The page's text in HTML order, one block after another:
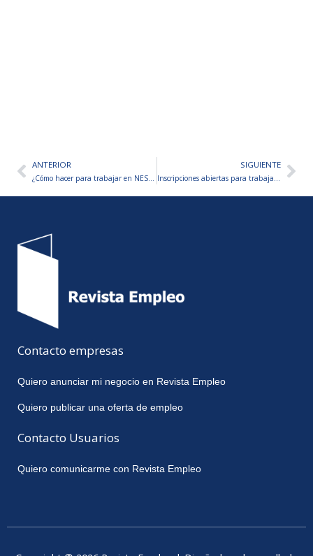
AntANTERIOR
¿Cómo hacer para trabajar en NESTLÉ? – Paso a paso
SIGUIENTE
Inscripciones abiertas para trabajar en el HOSPITAL BRITÁNICO
Contacto empresas
Quiero anunciar mi negocio en Revista Empleo
Quiero publicar una oferta de empleo
Contacto Usuarios
Quiero comunicarme con Revista Empleo